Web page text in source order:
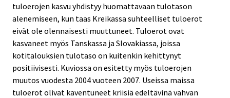
tuloerojen kasvu yhdistyy huomattavaan tulotason
alenemiseen, kun taas Kreikassa suhteelliset tuloerot
eivät ole olennaisesti muuttuneet. Tuloerot ovat
kasvaneet myös Tanskassa ja Slovakiassa, joissa
kotitalouksien tulotaso on kuitenkin kehittynyt
positiivisesti. Kuviossa on esitetty myös tuloerojen
muutos vuodesta 2004 vuoteen 2007. Useissa maissa
tuloerot olivat kaventuneet kriisiä edeltävinä vahvan